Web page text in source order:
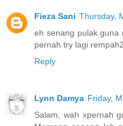
Fieza Sani Thursday,
eh senang pulak guna
pernah try lagi
Reply
Lynn Damya Friday,
Salam, wah xpernah